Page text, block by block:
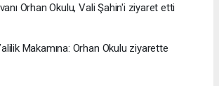
Orhan Okulu, Vali Şahin'i ziyaret etti
Makamına: Orhan Okulu ziyarette